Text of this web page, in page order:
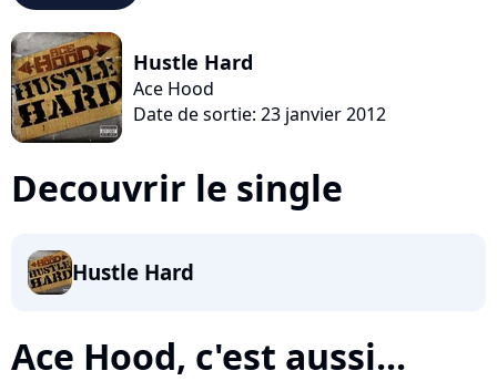
Hustle Hard
Ace Hood
Date de sortie: 23 janvier 2012
Decouvrir le single
Hustle Hard
Ace Hood, c'est aussi...